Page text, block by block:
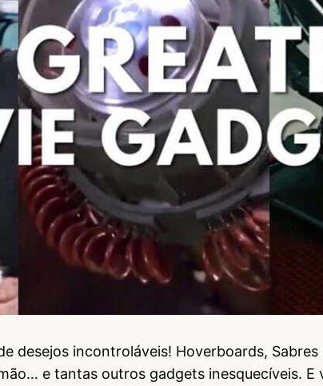
desejos incontroláveis! Hoverboards,
e tantas outros gadgets inesquecíveis. E